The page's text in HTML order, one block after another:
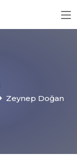
Zeynep Doğan